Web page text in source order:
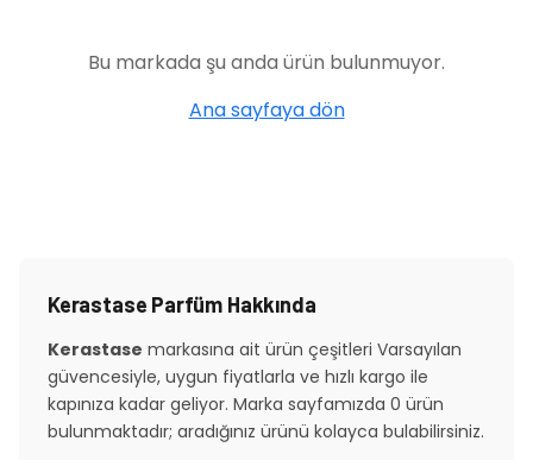
Bu markada şu anda ürün bulunmuyor.
Ana sayfaya dön
Kerastase Parfüm Hakkında
Kerastase markasına ait ürün çeşitleri Varsayılan
güvencesiyle, uygun fiyatlarla ve hızlı kargo ile
kapınıza kadar geliyor. Marka sayfamızda 0 ürün
bulunmaktadır; aradığınız ürünü kolayca bulabilirsiniz.